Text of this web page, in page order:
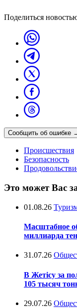
Поделиться
Сообщить об ошибке
Происшествия
Безопасность
Это может Вас
01.08.26
Масштабное
миллиарда
31.07.26
В Жетісу за
105 тысяч
29.07.26